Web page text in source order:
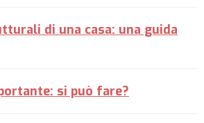
di una casa: una guida
si può fare?